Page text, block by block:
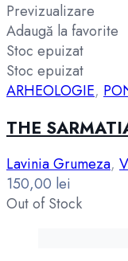
Previzualizare
Adaugă la favorite
Stoc epuizat
Stoc epuizat
ARHEOLOGIE,
THE
Lavinia Grumeza,
150,00 lei
Out of Stock